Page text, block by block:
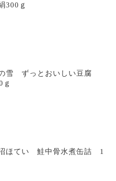
300ｇ
雪 ずっとおいしい豆腐
ｇ
ほてい 鮭中骨水煮缶詰 1